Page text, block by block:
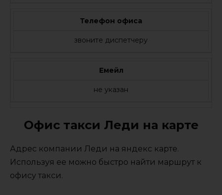
Телефон офиса
звоните диспетчеру
Емейл
не указан
Офис такси Леди на карте
Адрес компании Леди на яндекс карте.
Используя ее можно быстро найти маршрут к
офису такси.